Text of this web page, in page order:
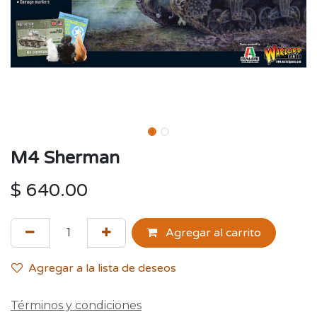
M4 Sherman
$ 640.00
Agregar al carrito
Agregar a la lista de deseos
Términos y condiciones